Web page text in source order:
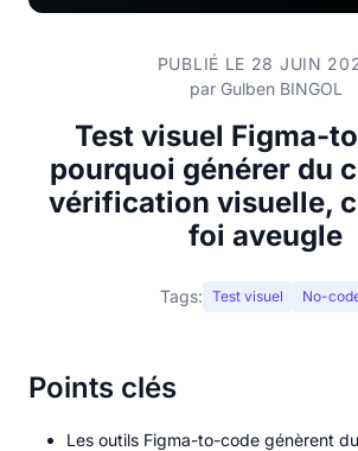
PUBLIÉ LE 28 JUIN
par Gulben BINGOL
Test visuel Figma-
pourquoi générer du
vérification visuelle,
foi aveugle
Tags: Test visuel No-
Points clés
Les outils Figma-to-code génèrent